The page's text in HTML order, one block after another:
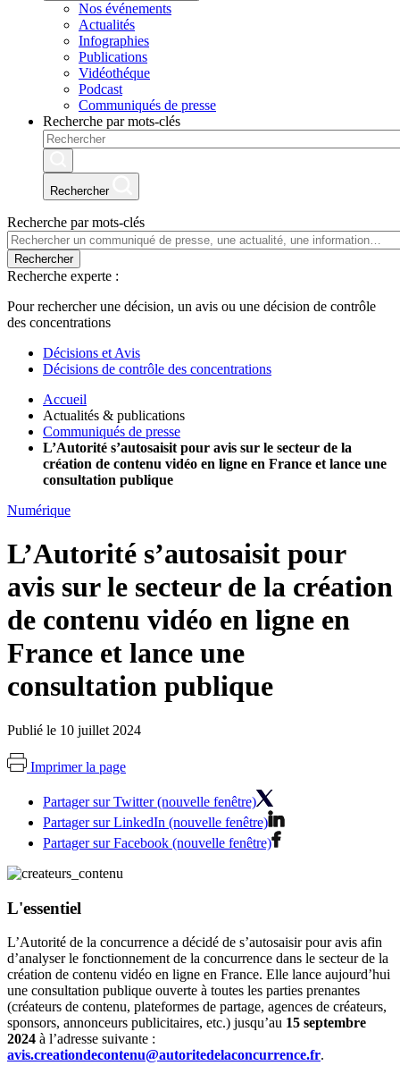
Nos événements
Actualités
Infographies
Publications
Vidéothéque
Podcast
Communiqués de presse
Recherche par mots-clés
Rechercher
Recherche par mots-clés
Rechercher
Recherche experte :
Pour rechercher une décision, un avis ou une décision de contrôle
des concentrations
Décisions et Avis
Décisions de contrôle des concentrations
Accueil
Actualités & publications
Communiqués de presse
L’Autorité s’autosaisit pour avis sur le secteur de la
création de contenu vidéo en ligne en France et lance une
consultation publique
Numérique
L’Autorité s’autosaisit pour
avis sur le secteur de la création
de contenu vidéo en ligne en
France et lance une
consultation publique
Publié le 10 juillet 2024
Imprimer la page
Partager sur Twitter (nouvelle fenêtre)
Partager sur LinkedIn (nouvelle fenêtre)
Partager sur Facebook (nouvelle fenêtre)
L'essentiel
L’Autorité de la concurrence a décidé de s’autosaisir pour avis afin
d’analyser le fonctionnement de la concurrence dans le secteur de la
création de contenu vidéo en ligne en France. Elle lance aujourd’hui
une consultation publique ouverte à toutes les parties prenantes
(créateurs de contenu, plateformes de partage, agences de créateurs,
sponsors, annonceurs publicitaires, etc.) jusqu’au 15 septembre
2024 à l’adresse suivante :
avis.creationdecontenu@autoritedelaconcurrence.fr.